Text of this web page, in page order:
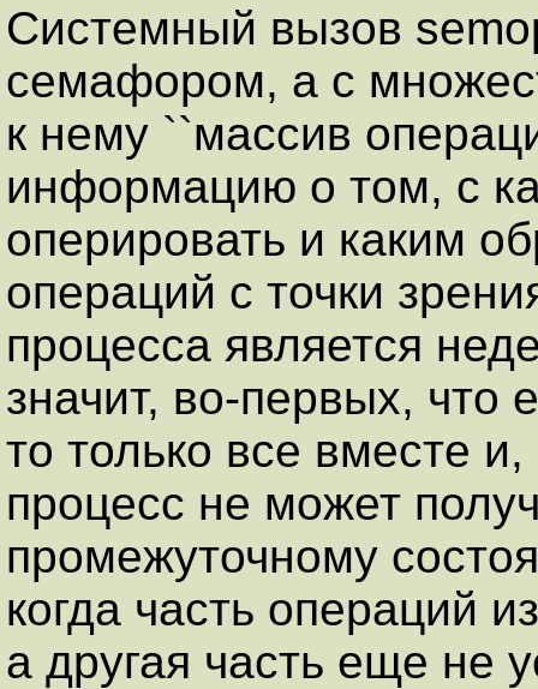
Системный вызов
семафором, а с
к нему ``массив
информацию о том, с
оперировать и каким
операций с точки
процесса является
значит, во-первых, что
то только все вместе
процесс не может
промежуточному
когда часть операций
а другая часть еще не